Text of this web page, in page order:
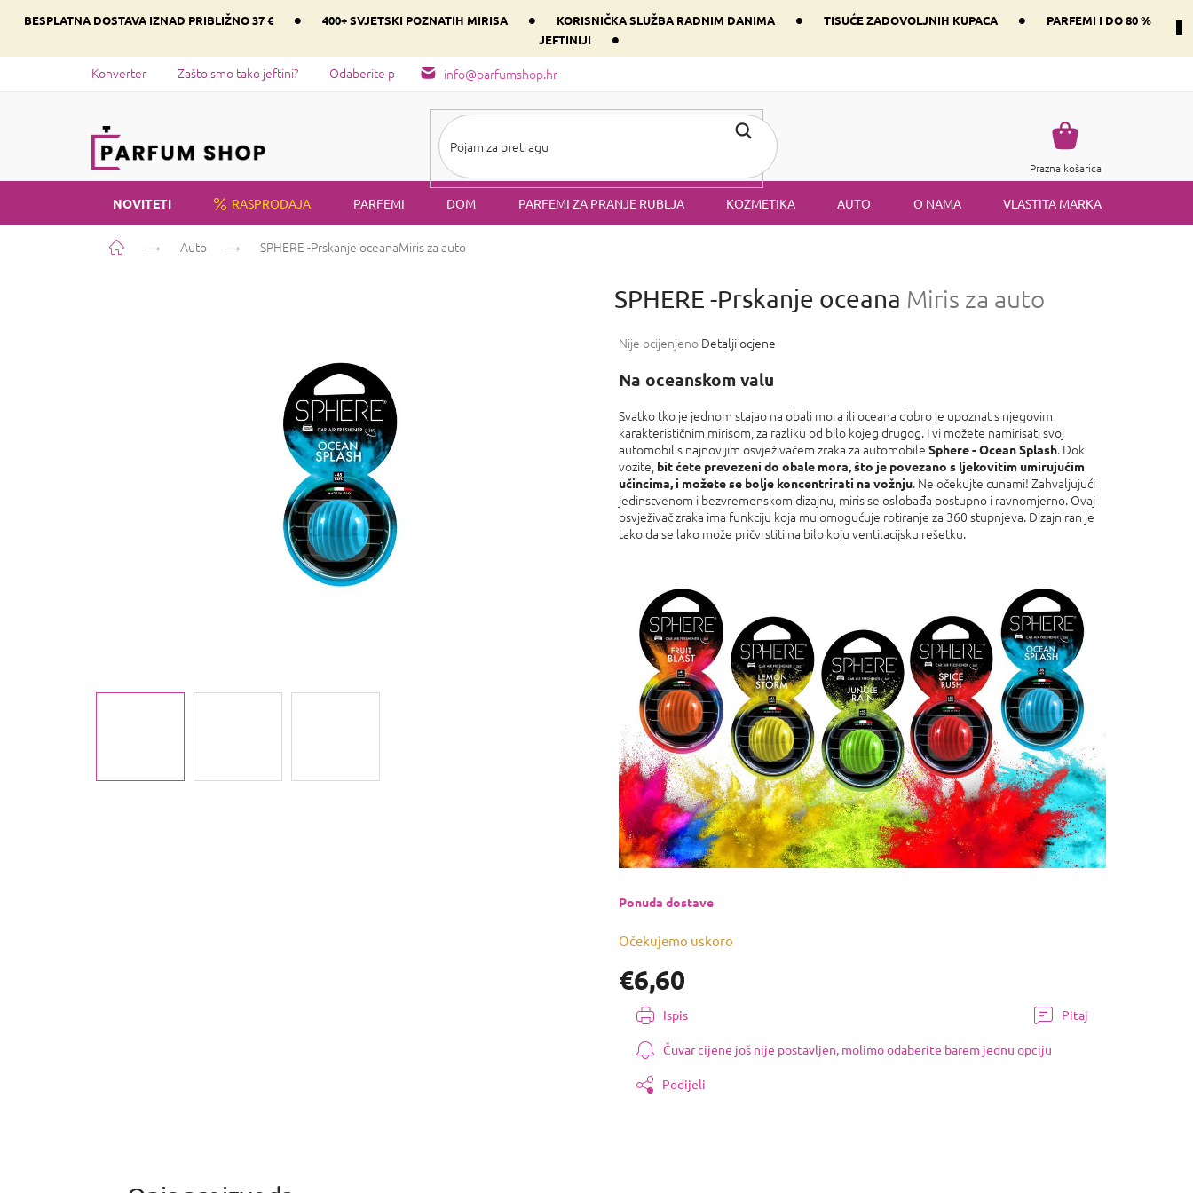
BESPLATNA DOSTAVA IZNAD PRIBLIŽNO 37 € • 400+ SVJETSKI POZNATIH MIRISA • KORISNIČKA SLUŽBA RADNIM DANIMA • TISUĆE ZADOVOLJNIH KUPACA •
PARFEMI I DO 80 %
JEFTINIJI
•
info@parfumshop.hr
Konverter Zašto smo tako jeftini? Odaberite parfem svog srca prema dominantnoj komponenti
Košarica
Prazna košarica
NOVITETI RASPRODAJA PARFEMI DOM PARFEMI ZA PRANJE RUBLJA KOZMETIKA AUTO O NAMA VLASTITA MARKA
Početna Auto SPHERE -Prskanje oceanaMiris za auto
SPHERE -Prskanje oceana Miris za auto
Prosječna
proizvoda
je
0,0
od
5
zvjezdica.
Nije ocijenjeno Detalji ocjene
€6,60
Izmjeri
cijenu:
Očekujemo uskoro
Ponuda dostave
Na oceanskom valu
Svatko tko je jednom stajao na obali mora ili oceana dobro je upoznat s njegovim
karakterističnim mirisom, za razliku od bilo kojeg drugog. I vi možete namirisati svoj
automobil s najnovijim osvježivačem zraka za automobile Sphere - Ocean Splash. Dok
vozite, bit ćete prevezeni do obale mora, što je povezano s ljekovitim umirujućim
učincima, i možete se bolje koncentrirati na vožnju. Ne očekujte cunami! Zahvaljujući
jedinstvenom i bezvremenskom dizajnu, miris se oslobađa postupno i ravnomjerno. Ovaj
osvježivač zraka ima funkciju koja mu omogućuje rotiranje za 360 stupnjeva. Dizajniran je
tako da se lako može pričvrstiti na bilo koju ventilacijsku rešetku.
Ispis Pitaj
Čuvar cijene još nije postavljen, molimo odaberite barem jednu opciju
Podijeli